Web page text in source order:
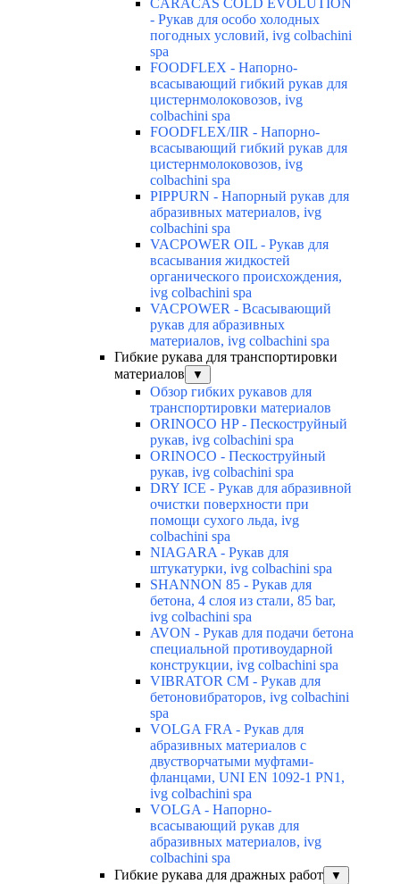
CARACAS COLD EVOLUTION
- Рукав для особо холодных
погодных условий, ivg colbachini
spa
FOODFLEX - Напорно-
всасывающий гибкий рукав для
цистернмолоковозов, ivg
colbachini spa
FOODFLEX/IIR - Напорно-
всасывающий гибкий рукав для
цистернмолоковозов, ivg
colbachini spa
PIPPURN - Напорный рукав для
абразивных материалов, ivg
colbachini spa
VACPOWER OIL - Рукав для
всасывания жидкостей
органического происхождения,
ivg colbachini spa
VACPOWER - Всасывающий
рукав для абразивных
материалов, ivg colbachini spa
Гибкие рукава для транспортировки
материалов
▼
Обзор гибких рукавов для
транспортировки материалов
ORINOCO HP - Пескоструйный
рукав, ivg colbachini spa
ORINOCO - Пескоструйный
рукав, ivg colbachini spa
DRY ICE - Рукав для абразивной
очистки поверхности при
помощи сухого льда, ivg
colbachini spa
NIAGARA - Рукав для
штукатурки, ivg colbachini spa
SHANNON 85 - Рукав для
бетона, 4 слоя из стали, 85 bar,
ivg colbachini spa
AVON - Рукав для подачи бетона
специальной противоударной
конструкции, ivg colbachini spa
VIBRATOR CM - Рукав для
бетоновибраторов, ivg colbachini
spa
VOLGA FRA - Рукав для
абразивных материалов с
двустворчатыми муфтами-
фланцами, UNI EN 1092-1 PN1,
ivg colbachini spa
VOLGA - Напорно-
всасывающий рукав для
абразивных материалов, ivg
colbachini spa
Гибкие рукава для дражных работ
▼